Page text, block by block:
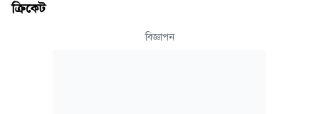
ক্রিকেট
বিজ্ঞাপন